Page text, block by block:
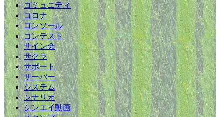
コミュニティ
コロナ
コンソール
コンテスト
サイン会
サクラ
サポート
サーバー
システム
シナリオ
シンエイ動画